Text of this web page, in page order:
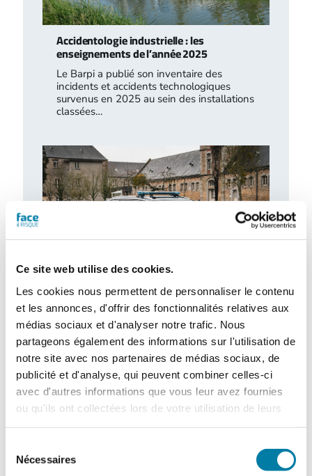
Ce site web utilise des cookies.
Les cookies nous permettent de personnaliser le contenu
et les annonces, d'offrir des fonctionnalités relatives aux
médias sociaux et d'analyser notre trafic. Nous
partageons également des informations sur l'utilisation de
notre site avec nos partenaires de médias sociaux, de
publicité et d'analyse, qui peuvent combiner celles-ci
avec d'autres informations que vous leur avez fournies
ou qu'ils ont collectées lors de votre utilisation de leurs
Nécessaires
Accidentologie industrielle : les
enseignements de l’année 2025
Le Barpi a publié son inventaire des
incidents et accidents technologiques
survenus en 2025 au sein des installations
classées…
Retour d’expérience : exercice attentat au
CH de l’Estran
Le centre hospitalier de l’Estran a organisé,
le 10 février 2026, un exercice attentat
terroriste de grande ampleur. Romain…